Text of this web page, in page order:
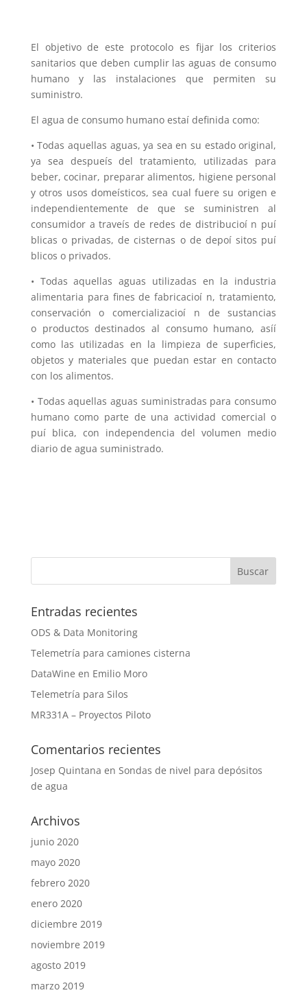
El objetivo de este protocolo es fijar los criterios
sanitarios que deben cumplir las aguas de consumo
humano y las instalaciones que permiten su
suministro.
El agua de consumo humano estaí definida como:
• Todas aquellas aguas, ya sea en su estado original,
ya sea despueís del tratamiento, utilizadas para
beber, cocinar, preparar alimentos, higiene personal
y otros usos domeísticos, sea cual fuere su origen e
independientemente de que se suministren al
consumidor a traveís de redes de distribucioí n puí
blicas o privadas, de cisternas o de depoí sitos puí
blicos o privados.
• Todas aquellas aguas utilizadas en la industria
alimentaria para fines de fabricacioí n, tratamiento,
conservación o comercializacioí n de sustancias
o productos destinados al consumo humano, asíí
como las utilizadas en la limpieza de superficies,
objetos y materiales que puedan estar en contacto
con los alimentos.
• Todas aquellas aguas suministradas para consumo
humano como parte de una actividad comercial o
puí blica, con independencia del volumen medio
diario de agua suministrado.
Entradas recientes
ODS & Data Monitoring
Telemetría para camiones cisterna
DataWine en Emilio Moro
Telemetría para Silos
MR331A – Proyectos Piloto
Comentarios recientes
Josep Quintana en Sondas de nivel para depósitos
de agua
Archivos
junio 2020
mayo 2020
febrero 2020
enero 2020
diciembre 2019
noviembre 2019
agosto 2019
marzo 2019